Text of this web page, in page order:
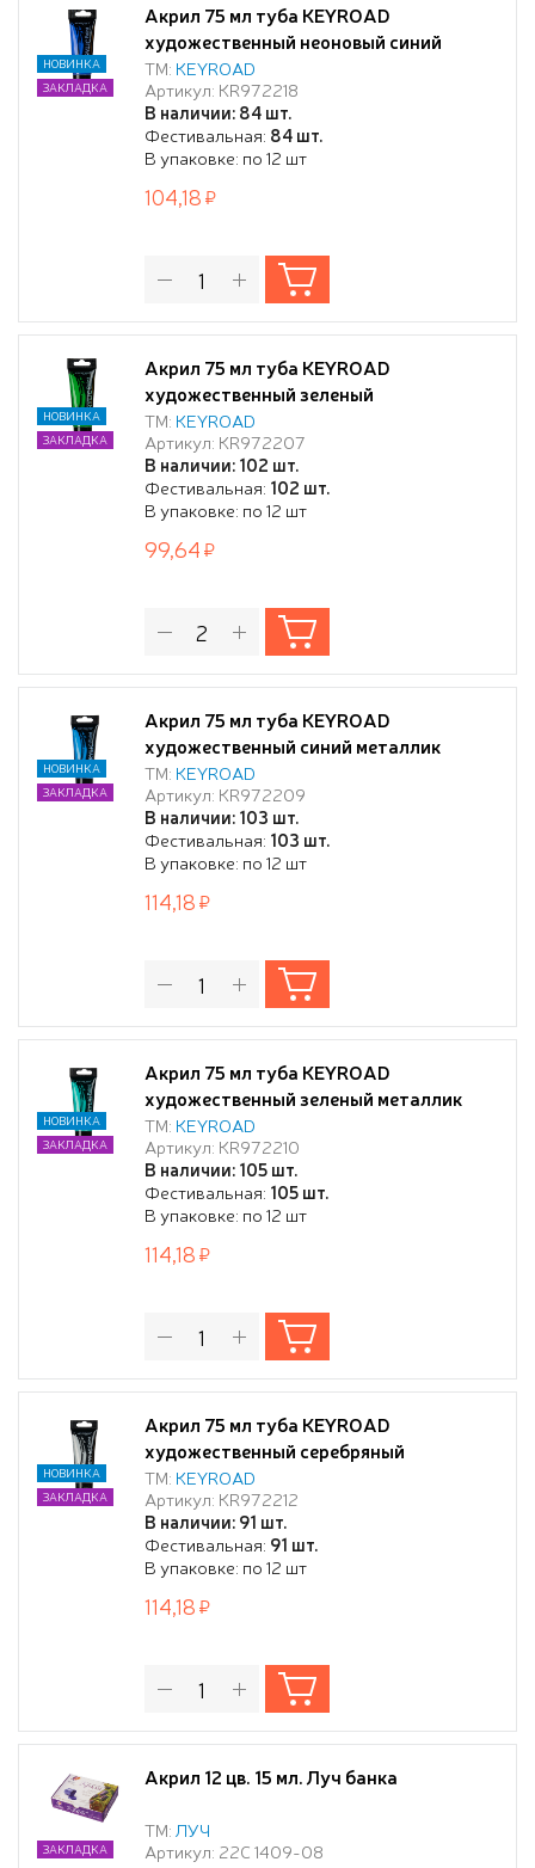
Акрил 75 мл туба KEYROAD
художественный неоновый синий
ТМ: KEYROAD
Артикул: KR972218
В наличии: 84 шт.
Фестивальная: 84 шт.
В упаковке: по 12 шт
НОВИНКА
ЗАКЛАДКА
104,18
Акрил 75 мл туба KEYROAD
художественный зеленый
ТМ: KEYROAD
Артикул: KR972207
В наличии: 102 шт.
Фестивальная: 102 шт.
В упаковке: по 12 шт
НОВИНКА
ЗАКЛАДКА
99,64
Акрил 75 мл туба KEYROAD
художественный синий металлик
ТМ: KEYROAD
Артикул: KR972209
В наличии: 103 шт.
Фестивальная: 103 шт.
В упаковке: по 12 шт
НОВИНКА
ЗАКЛАДКА
114,18
Акрил 75 мл туба KEYROAD
художественный зеленый металлик
ТМ: KEYROAD
Артикул: KR972210
В наличии: 105 шт.
Фестивальная: 105 шт.
В упаковке: по 12 шт
НОВИНКА
ЗАКЛАДКА
114,18
Акрил 75 мл туба KEYROAD
художественный серебряный
ТМ: KEYROAD
Артикул: KR972212
В наличии: 91 шт.
Фестивальная: 91 шт.
В упаковке: по 12 шт
НОВИНКА
ЗАКЛАДКА
114,18
Акрил 12 цв. 15 мл. Луч банка
ТМ:ЛУЧ
Артикул: 22С 1409-08
ЗАКЛАДКА